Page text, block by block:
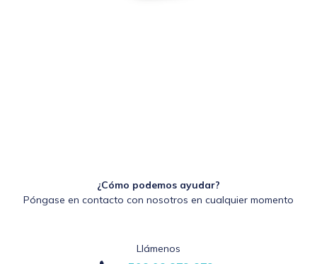
¿Cómo podemos ayudar?
Póngase en contacto con nosotros en cualquier momento
Llámenos